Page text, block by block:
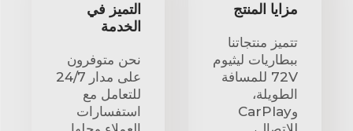
مزايا المنتج
تتميز منتجاتنا
ببطاريات ليثيوم
72V للمسافة
الطويلة،
وCarPlay
التميز في
الخدمة
نحن متوفرون
على مدار 24/7
للتعامل مع
استفسارات